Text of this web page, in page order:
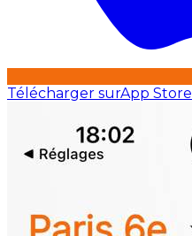
Télécharger surApp Store